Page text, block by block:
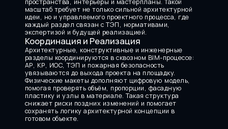
пространства, интерьеры и мастерпланы. Такой
масштаб требует не только сильной архитектурной
идеи, но и управляемого проектного процесса, где
каждый раздел связан с ТЭП, нормативами,
экспертизой и будущей реализацией.
Координация и Реализация
Архитектурные, конструктивные и инженерные
разделы координируются в сквозном BIM-процессе:
АР, КР, ИОС, ТЭП и пожарная безопасность
увязываются до выхода проекта на площадку.
Физические макеты дополняют цифровую модель,
помогая проверять объём, пропорции, фасадную
пластику и узлы в материале. Такая структура
снижает риски поздних изменений и помогает
сохранять логику архитектурной концепции в
готовом объекте.